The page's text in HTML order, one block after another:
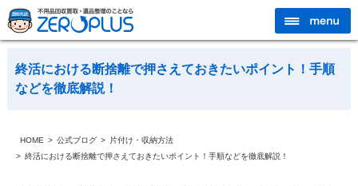
終活における断捨離で押さえておきたいポイント！手順
などを徹底解説！
HOME 公式ブログ
片付け・収納方法
終活における断捨離で押さえておきたいポイント！手順などを徹底解説！